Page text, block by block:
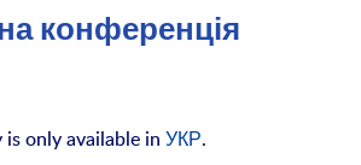
конференція
is only available inУКР.